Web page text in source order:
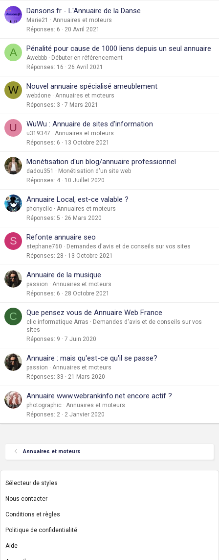
Dansons.fr - L'Annuaire de la Danse
Marie21
Annuaires et moteurs
Réponses 6 20 Avril 2021
A Pénalité pour cause de 1000 liens depuis un seul annuaire
Awebbb
Débuter en référencement
Réponses 16 26 Avril 2021
W Nouvel annuaire spécialisé ameublement
webdone
Annuaires et moteurs
Réponses 3 7 Mars 2021
U WuWu : Annuaire de sites d'information
u319347
Annuaires et moteurs
Réponses 6 13 Octobre 2021
Monétisation d'un blog/annuaire professionnel
dadou351
Monétisation d'un site web
Réponses 4 10 Juillet 2020
Annuaire Local, est-ce valable ?
phonyclic
Annuaires et moteurs
Réponses 5 26 Mars 2020
S Refonte annuaire seo
stephane760
Demandes d'avis et de conseils sur vos sites
Réponses 28 13 Octobre 2021
Annuaire de la musique
passion
Annuaires et moteurs
Réponses 6 28 Octobre 2021
C Que pensez vous de Annuaire Web France
clic informatique Arras
Demandes d'avis et de conseils sur vos
sites
Réponses 9 7 Juin 2020
Annuaire : mais qu'est-ce qu'il se passe?
passion
Annuaires et moteurs
Réponses 33 21 Mars 2020
Annuaire www.webrankinfo.net encore actif ?
photographic
Annuaires et moteurs
Réponses 2 2 Janvier 2020
Annuaires et moteurs
Sélecteur de styles
Nous contacter
Conditions et règles
Politique de confidentialité
Aide